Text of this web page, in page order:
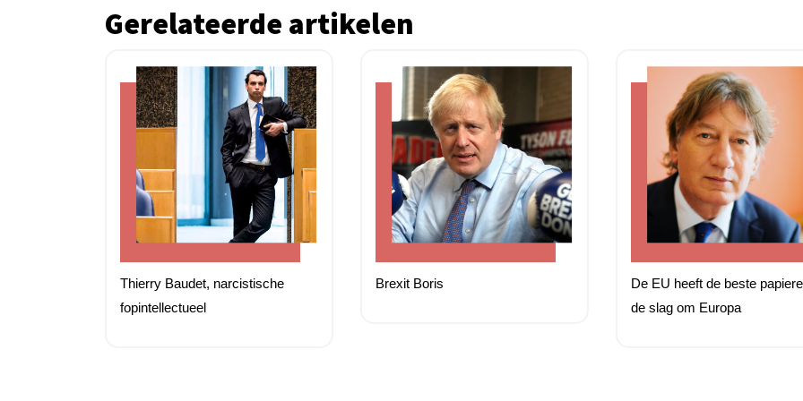
Gerelateerde artikelen
Thierry Baudet, narcistische
fopintellectueel
Brexit Boris
De EU heeft de beste
de slag om Europa